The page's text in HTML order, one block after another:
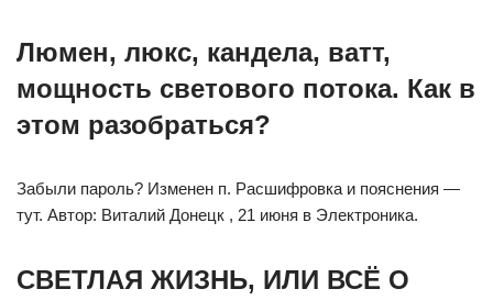
Люмен, люкс, кандела, ватт,
мощность светового потока. Как в
этом разобраться?
Забыли пароль? Изменен п. Расшифровка и пояснения —
тут. Автор: Виталий Донецк , 21 июня в Электроника.
СВЕТЛАЯ ЖИЗНЬ, ИЛИ ВСЁ О